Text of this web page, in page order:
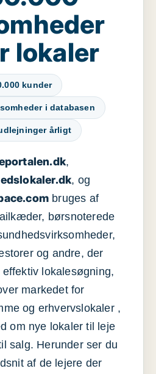
lokaler
kunder
i databasen
årligt
,
, og
bruges af
børsnoterede
og andre, der
lokalesøgning,
markedet for
og erhvervslokaler ,
om nye lokaler til leje
salg. Herunder ser du
af de lejere der